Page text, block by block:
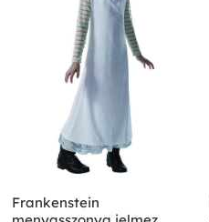
Frankenstein